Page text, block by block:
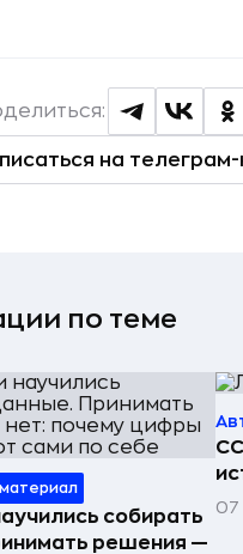
на
по теме
собирать
решения —
07